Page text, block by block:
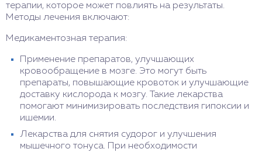
терапии, которое может повлиять на результаты.
Методы лечения включают:
Медикаментозная терапия:
Применение препаратов, улучшающих
кровообращение в мозге. Это могут быть
препараты, повышающие кровоток и улучшающие
доставку кислорода к мозгу. Такие лекарства
помогают минимизировать последствия гипоксии и
ишемии.
Лекарства для снятия судорог и улучшения
мышечного тонуса. При необходимости